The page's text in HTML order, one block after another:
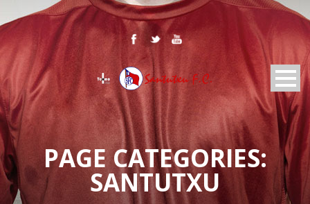
PAGE CATEGORIES:
SANTUTXU